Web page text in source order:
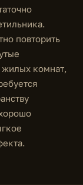
повторить
жилых комнат,